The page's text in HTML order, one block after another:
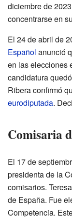
diciembre de
concentrarse en
El 24 de abril de
Español anunció
en las elecciones
candidatura
Ribera confirmó
eurodiputada.
Comisaria
El 17 de
presidenta de la
comisarios.
de España. Fue
Competencia.